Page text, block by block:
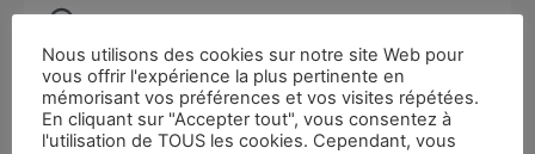
Nous utilisons des cookies sur notre site Web pour
vous offrir l'expérience la plus pertinente en
mémorisant vos préférences et vos visites répétées.
En cliquant sur "Accepter tout", vous consentez à
l'utilisation de TOUS les cookies. Cependant, vous